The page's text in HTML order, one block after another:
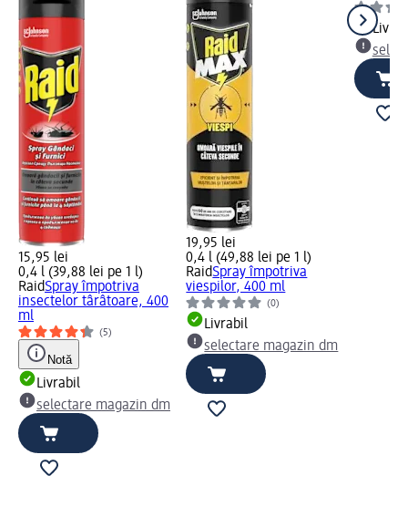
15,95 lei
0,4 l (39,88 lei pe 1 l)
RaidSpray împotriva
insectelor târâtoare, 400
ml
(5)
Notă
Livrabil
selectare magazin dm
19,95 lei
0,4 l (49,88 lei pe 1 l)
RaidSpray împotriva
viespilor, 400 ml
(0)
Livrabil
selectare magazin dm